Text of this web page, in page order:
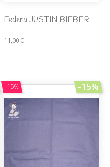
Federa JUSTIN BIEBER
11,00 €
-15% -15%